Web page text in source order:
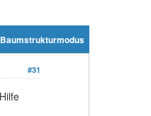
Baumstrukturmodus
#31